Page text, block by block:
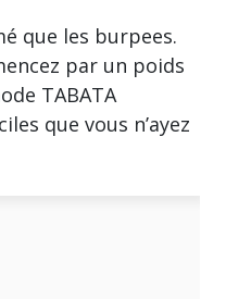
que les burpees.
par un poids
TABATA
que vous n’ayez